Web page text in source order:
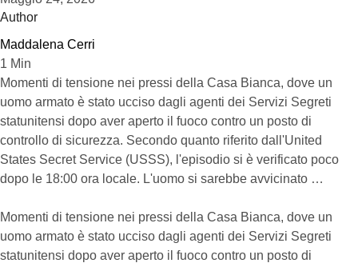
Author
Maddalena Cerri
1 Min
Momenti di tensione nei pressi della Casa Bianca, dove un
uomo armato è stato ucciso dagli agenti dei Servizi Segreti
statunitensi dopo aver aperto il fuoco contro un posto di
controllo di sicurezza. Secondo quanto riferito dall'United
States Secret Service (USSS), l'episodio si è verificato poco
dopo le 18:00 ora locale. L'uomo si sarebbe avvicinato …
Momenti di tensione nei pressi della Casa Bianca, dove un
uomo armato è stato ucciso dagli agenti dei Servizi Segreti
statunitensi dopo aver aperto il fuoco contro un posto di